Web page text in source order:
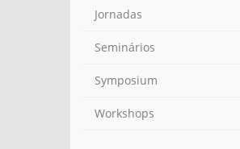
Jornadas
Seminários
Symposium
Workshops